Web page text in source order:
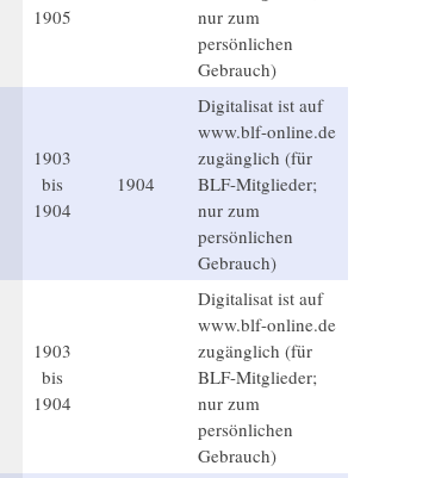
1905
nur zum
persönlichen
Gebrauch)
1903
bis
1904
1904
Digitalisat ist auf
www.blf-online.de
zugänglich (für
BLF-Mitglieder;
nur zum
persönlichen
Gebrauch)
1903
bis
1904
Digitalisat ist auf
www.blf-online.de
zugänglich (für
BLF-Mitglieder;
nur zum
persönlichen
Gebrauch)